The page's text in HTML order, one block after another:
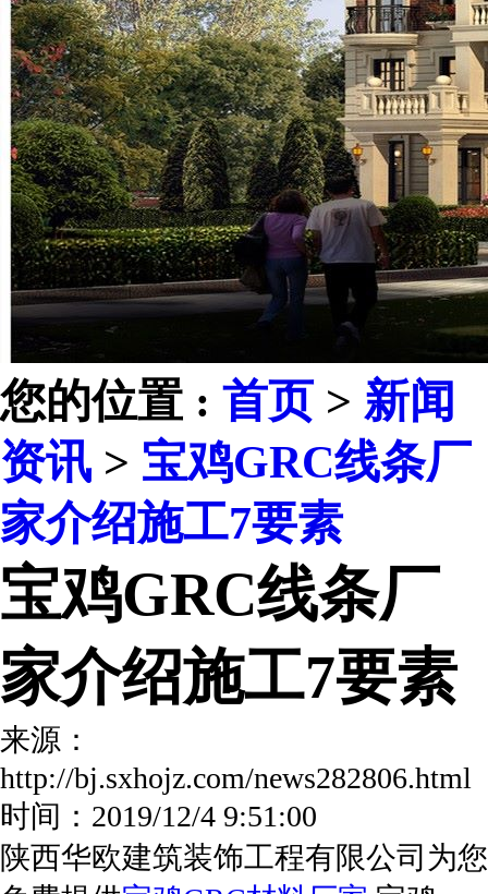
您的位置 : 首页 > 新闻
资讯 > 宝鸡GRC线条厂
家介绍施工7要素
宝鸡GRC线条厂
家介绍施工7要素
来源：
http://bj.sxhojz.com/
时间：2019/12/4 9:51:00
陕西华欧建筑装饰工程有限公司为您